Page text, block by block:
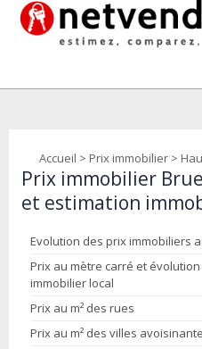
Accueil > Prix immobilier >
Prix immobilier
et estimation
Evolution des prix immobiliers
Prix au mètre carré et
immobilier local
Prix au m² des rues
Prix au m² des villes